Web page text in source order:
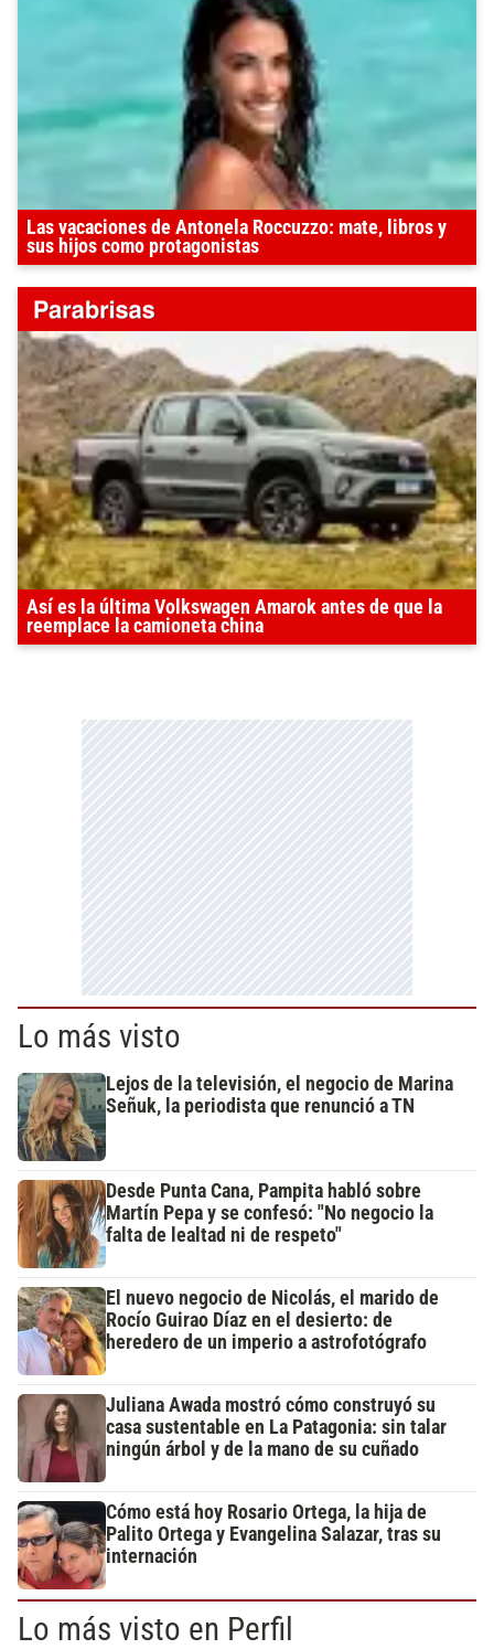
Las vacaciones de Antonela Roccuzzo: mate, libros y
sus hijos como protagonistas
Así es la última Volkswagen Amarok antes de que la
reemplace la camioneta china
Lo más visto
Lejos de la televisión, el negocio de Marina
Señuk, la periodista que renunció a TN
Desde Punta Cana, Pampita habló sobre
Martín Pepa y se confesó: "No negocio la
falta de lealtad ni de respeto"
El nuevo negocio de Nicolás, el marido de
Rocío Guirao Díaz en el desierto: de
heredero de un imperio a astrofotógrafo
Juliana Awada mostró cómo construyó su
casa sustentable en La Patagonia: sin talar
ningún árbol y de la mano de su cuñado
Cómo está hoy Rosario Ortega, la hija de
Palito Ortega y Evangelina Salazar, tras su
internación
Lo más visto en Perfil